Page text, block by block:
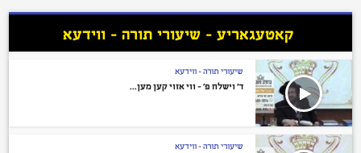
קאטעגאריע - שיעורי תורה – ווידעא
שיעורי תורה - ווידעא
ד’ וישלח פ’ – ווי אזוי קען מען...
שיעורי תורה - ווידעא